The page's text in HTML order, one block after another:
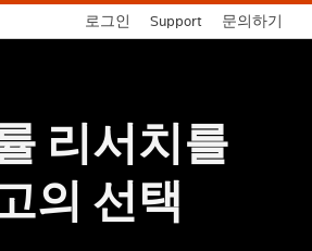
로그인 Support 문의하기
리서치를
의 선택